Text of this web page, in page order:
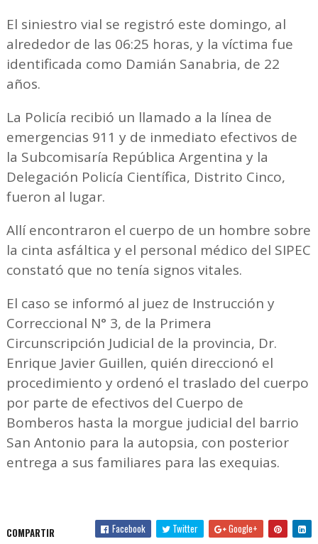
El siniestro vial se registró este domingo, al
alrededor de las 06:25 horas, y la víctima fue
identificada como Damián Sanabria, de 22
años.
La Policía recibió un llamado a la línea de
emergencias 911 y de inmediato efectivos de
la Subcomisaría República Argentina y la
Delegación Policía Científica, Distrito Cinco,
fueron al lugar.
Allí encontraron el cuerpo de un hombre sobre
la cinta asfáltica y el personal médico del SIPEC
constató que no tenía signos vitales.
El caso se informó al juez de Instrucción y
Correccional N° 3, de la Primera
Circunscripción Judicial de la provincia, Dr.
Enrique Javier Guillen, quién direccionó el
procedimiento y ordenó el traslado del cuerpo
por parte de efectivos del Cuerpo de
Bomberos hasta la morgue judicial del barrio
San Antonio para la autopsia, con posterior
entrega a sus familiares para las exequias.
COMPARTIR Facebook Twitter Google+